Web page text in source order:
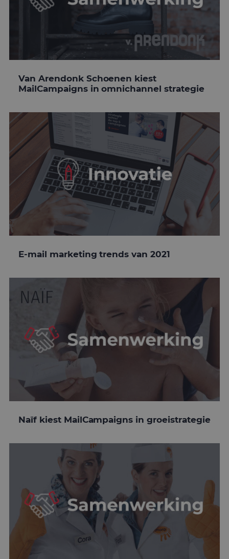
Van Arendonk Schoenen kiest
MailCampaigns in omnichannel strategie
E-mail marketing trends van 2021
Naïf kiest MailCampaigns in groeistrategie